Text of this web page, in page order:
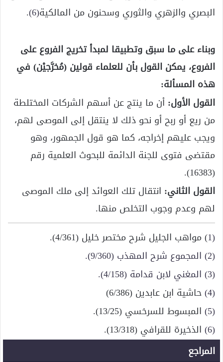
البصري والزهري والثوري وسحنون من المالكية(6)
.
وبناء على ما سبق وتطبيقا لمبدأ تخريج الفروع على
الفروع، يمكن القول بأن للعلماء قولين (مُخرَّجيْن) في
هذه المسألة:
القول الأول: أن ما ينتج عن أسهم الشركات المختلطة
من ريع أو ربح أو نحو ذلك لا ينتقل إلى الموصى لهم،
ويجب عليهم إخراجه، كما هو قول الجمهور، وهو
مقتضى فتوى للجنة الدائمة للبحوث العلمية رقم
(16383).
القول الثاني: انتقال تلك العوائد إلى ملك الموصى
لهم وعدم وجوب التخلص منها.
(1 ) مواهب الجليل شرح مختصر خليل (4/361).
(2) المجموع شرح المهذب (9/360).
(3) المغني لابن قدامة (4/158).
(4)
حاشية ابن عابدين (6/386)
(5)
المبسوط للسرخسي (13/25).
(6)
الذخيرة للقرافي (13/318).
المراجع